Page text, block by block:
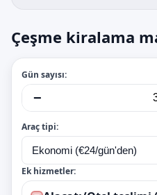
Çeşme kiralama
Gün sayısı:
−
Araç tipi:
Ek hizmetler: